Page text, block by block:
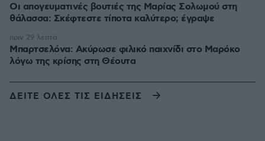
Οι απογευματινές βουτιές της Μαρίας Σολωμού στη
θάλασσα: Σκέφτεστε τίποτα καλύτερο; έγραψε
Μπαρτσελόνα: Ακύρωσε φιλικό παιχνίδι στο Μαρόκο
λόγω της κρίσης στη Θέουτα
πριν 29 λεπτά
ΔΕΙΤΕ ΟΛΕΣ ΤΙΣ ΕΙΔΗΣΕΙΣ